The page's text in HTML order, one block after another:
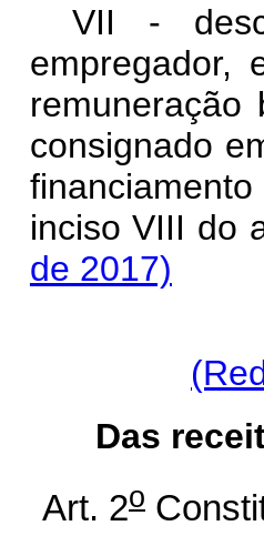
VII -
empregador,
consignado
inciso VIII do
de 2017)
Das
Art. 2o